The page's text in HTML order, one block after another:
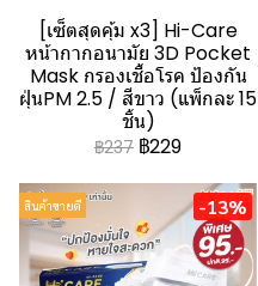
[เซ็ตสุดคุ้ม x3] Hi-Care
หน้ากากอนามัย 3D Pocket
Mask กรองเชื้อโรค ป้องกัน
ฝุ่นPM 2.5 / สีขาว (แพ็กละ 15
ชิ้น)
฿237 ฿229
สินค้าขายดี -13%